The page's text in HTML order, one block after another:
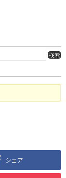
シェア